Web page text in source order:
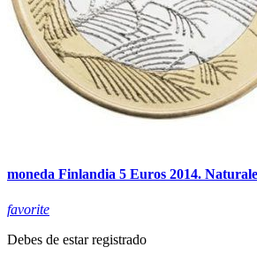
moneda Finlandia 5 Euros 2014.
favorite
Debes de estar registrado